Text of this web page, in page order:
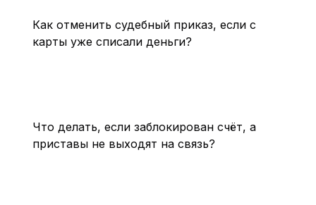
Как отменить судебный приказ, если с
карты уже списали деньги?
Что делать, если заблокирован счёт, а
приставы не выходят на связь?